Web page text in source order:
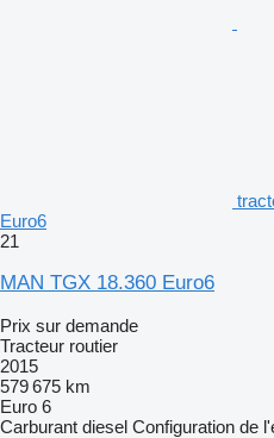
Euro6
21
MAN TGX 18.360 Euro6
Prix sur demande
Tracteur routier
2015
579 675 km
Euro 6
Carburant diesel Configuration de